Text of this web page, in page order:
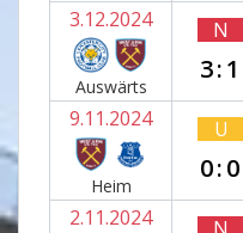
3.12.2024
Auswärts
N
3:1
9.11.2024
Heim
U
0:0
2.11.2024